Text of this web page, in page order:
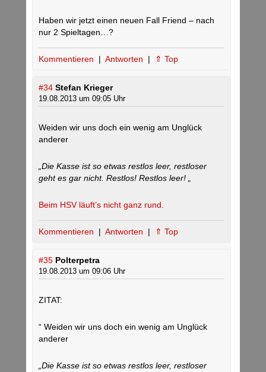
Haben wir jetzt einen neuen Fall Friend – nach
nur 2 Spieltagen…?
Kommentieren | Antworten | ⇑ Top
#34 Stefan Krieger
19.08.2013 um 09:05 Uhr
Weiden wir uns doch ein wenig am Unglück
anderer
„Die Kasse ist so etwas restlos leer, restloser
geht es gar nicht. Restlos! Restlos leer! „
Beim HSV läuft’s nicht ganz rund.
Kommentieren | Antworten | ⇑ Top
#35 Polterpetra
19.08.2013 um 09:06 Uhr
ZITAT:
“ Weiden wir uns doch ein wenig am Unglück
anderer
„Die Kasse ist so etwas restlos leer, restloser